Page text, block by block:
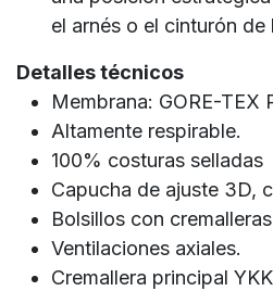
el arnés o el cinturón de
Detalles técnicos
Membrana: GORE-TEX
Altamente respirable.
100% costuras selladas
Capucha de ajuste 3D,
Bolsillos con
Ventilaciones axiales.
Cremallera principal